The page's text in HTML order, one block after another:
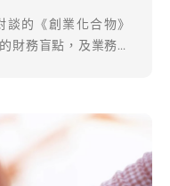
的《創業化合物》
財務盲點，及業務知
金快斷鏈時，才發現
時，才發現自己從沒